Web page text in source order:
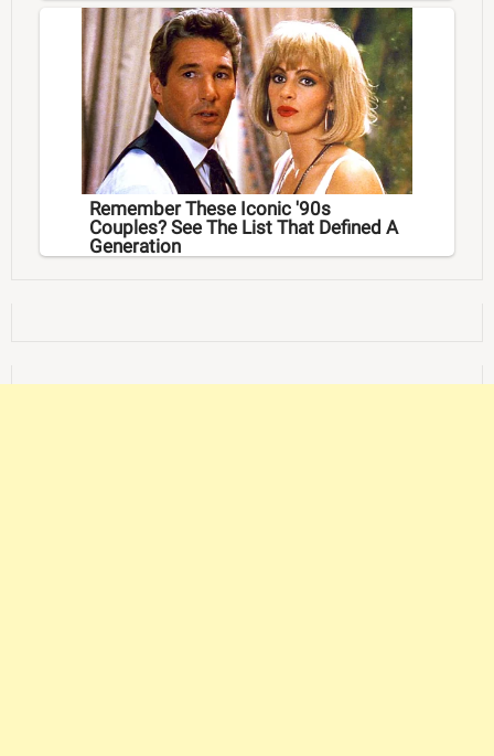
Remember These Iconic '90s
Couples? See The List That Defined A
Generation